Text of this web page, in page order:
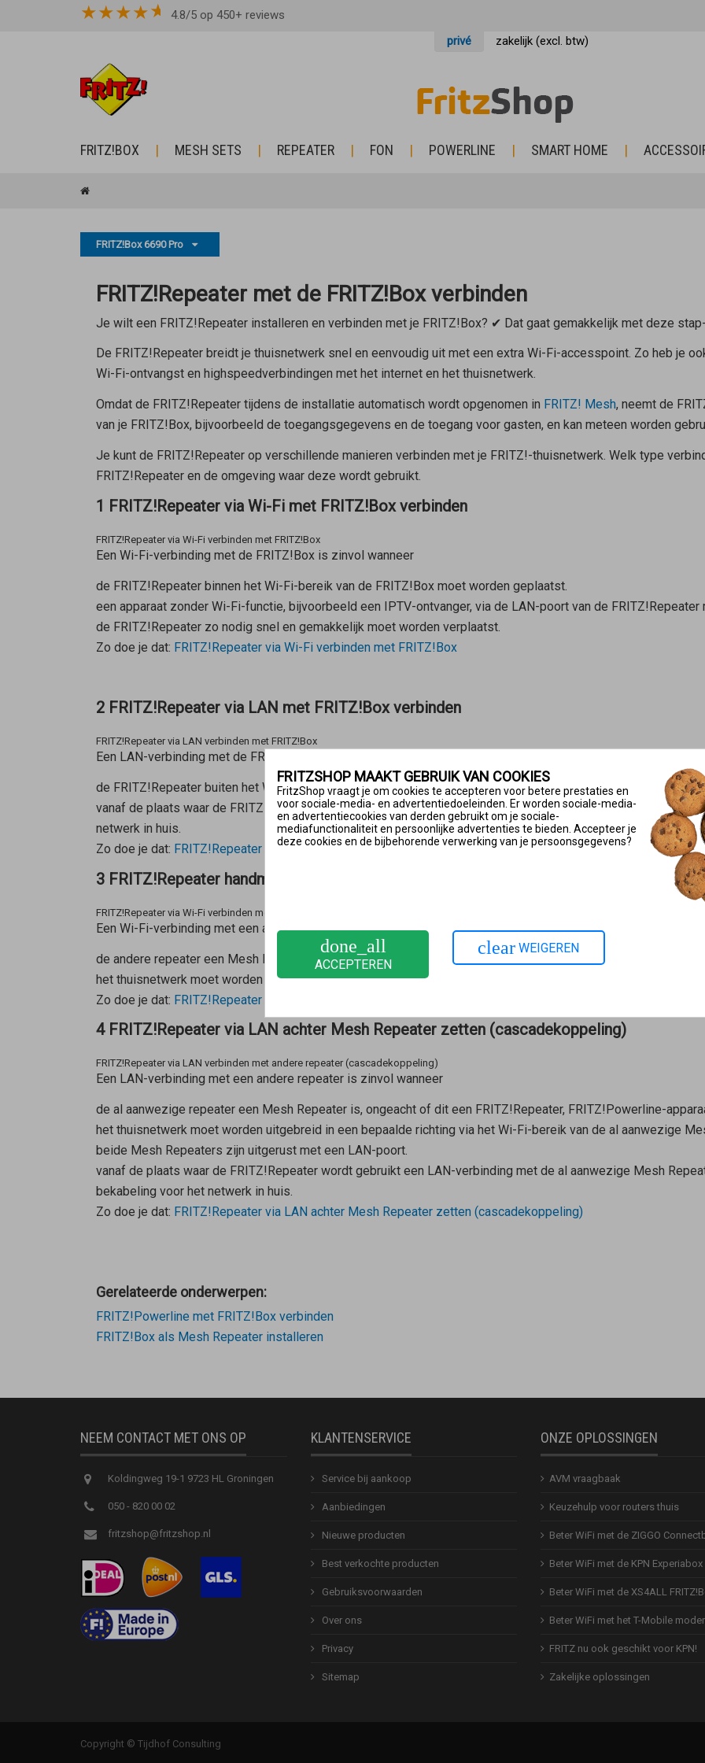
★★★★ 4.8/5 op 450+ reviews
privé zakelijk (excl. btw)
FRITZ!BOX MESH SETS REPEATER FON POWERLINE SMART HOME
FRITZ!Box 6690 Pro
FRITZ!Repeater met de FRITZ!Box verbinden
Je wilt een FRITZ!Repeater installeren en verbinden met je FRITZ!Box? ✔ Dat gaat gemakkelijk met deze
De FRITZ!Repeater breidt je thuisnetwerk snel en eenvoudig uit met een extra Wi-Fi-accesspoint. Zo heb je
Wi-Fi-ontvangst en highspeedverbindingen met het internet en het thuisnetwerk.
Omdat de FRITZ!Repeater tijdens de installatie automatisch wordt opgenomen in FRITZ! Mesh, neemt de
van je FRITZ!Box, bijvoorbeeld de toegangsgegevens en de toegang voor gasten, en kan meteen worden
Je kunt de FRITZ!Repeater op verschillende manieren verbinden met je FRITZ!-thuisnetwerk. Welk type
FRITZ!Repeater en de omgeving waar deze wordt gebruikt.
1 FRITZ!Repeater via Wi-Fi met FRITZ!Box verbinden
FRITZ!Repeater via Wi-Fi verbinden met FRITZ!Box
Een Wi-Fi-verbinding met de FRITZ!Box is zinvol wanneer
de FRITZ!Repeater binnen het Wi-Fi-bereik van de FRITZ!Box moet worden geplaatst.
een apparaat zonder Wi-Fi-functie, bijvoorbeeld een IPTV-ontvanger, via de LAN-poort van de
de FRITZ!Repeater zo nodig snel en gemakkelijk moet worden verplaatst.
Zo doe je dat: FRITZ!Repeater via Wi-Fi verbinden met FRITZ!Box
2 FRITZ!Repeater via LAN met FRITZ!Box verbinden
FRITZ!Repeater via LAN verbinden met FRITZ!Box
Een LAN-verbinding met de FRITZ!Box is zinvol wanneer
de FRITZ!Repeater buiten het Wi-Fi-bereik van de FRITZ!Box moet worden geplaatst.
vanaf de plaats waar de FRITZ!Repeater wordt gebruikt een LAN-verbinding met de FRITZ!Box kan worden
netwerk in huis.
Zo doe je dat: FRITZ!Repeater via LAN verbinden met FRITZ!Box
3 FRITZ!Repeater handmatig via Wi-Fi achter Mesh Repeater zetten
FRITZ!Repeater via Wi-Fi verbinden met andere repeater (cascadekoppeling)
Een Wi-Fi-verbinding met een andere repeater is zinvol wanneer
de andere repeater een Mesh Repeater
is, ongeacht of dit een FRITZ!Repeater, FRITZ!Powerline-apparaat of
het thuisnetwerk moet worden uitgebreid in een bepaalde richting via het Wi-Fi-bereik van de al aanwezige
Zo doe je dat: FRITZ!Repeater via Wi-Fi achter
4 FRITZ!Repeater via LAN achter Mesh Repeater zetten (cascadekoppeling)
FRITZ!Repeater via LAN verbinden met andere repeater (cascadekoppeling)
Een LAN-verbinding met een andere repeater is zinvol wanneer
de al aanwezige repeater een Mesh Repeateris, ongeacht of dit een FRITZ!Repeater, FRITZ!Powerline-
het thuisnetwerk moet worden uitgebreid in een bepaalde richting via het Wi-Fi-bereik van de al aanwezige
beide Mesh Repeaters zijn uitgerust met een LAN-poort.
vanaf de plaats waar de FRITZ!Repeater wordt gebruikt een LAN-verbinding met de al aanwezige Mesh
bekabeling voor het netwerk in huis.
Zo doe je dat: FRITZ!Repeater via LAN achter Mesh Repeaterzetten (cascadekoppeling)
Gerelateerde onderwerpen:
FRITZ!Powerline met FRITZ!Box verbinden
FRITZ!Box als Mesh Repeater installeren
NEEM CONTACT MET ONS OP
Koldingweg 19-1 9723 HL Groningen
050 - 820 00 02
fritzshop@fritzshop.nl
KLANTENSERVICE
Service bij aankoop
Aanbiedingen
Nieuwe producten
Best verkochte producten
Gebruiksvoorwaarden
Over ons
Privacy
Sitemap
ONZE OPLOSSINGEN
AVM vraagbaak
Keuzehulp voor routers thuis
Beter WiFi met de ZIGGO
Beter WiFi met de KPN Experiabox
Beter WiFi met de XS4ALL
Beter WiFi met het T-Mobile
FRITZ nu ook geschikt voor KPN!
Zakelijke oplossingen
Copyright © Tijdhof Consulting
FRITZSHOP MAAKT GEBRUIK VAN COOKIES
FritzShop vraagt je om cookies te accepteren voor betere prestaties en
voor sociale-media- en advertentiedoeleinden. Er worden sociale-media-
en advertentiecookies van derden gebruikt om je sociale-
mediafunctionaliteit en persoonlijke advertenties te bieden. Accepteer je
deze cookies en de bijbehorende verwerking van je persoonsgegevens?
done_all
ACCEPTEREN
clear WEIGEREN